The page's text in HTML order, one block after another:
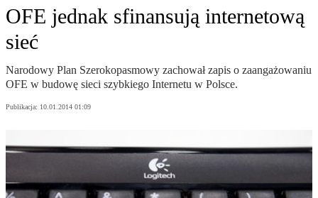
OFE jednak sfinansują internetową
sieć
Narodowy Plan Szerokopasmowy zachował zapis o zaangażowaniu
OFE w budowę sieci szybkiego Internetu w Polsce.
Publikacja: 10.01.2014 01:09